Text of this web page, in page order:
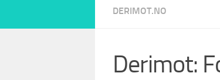
DERIMOT.NO
Derimot: